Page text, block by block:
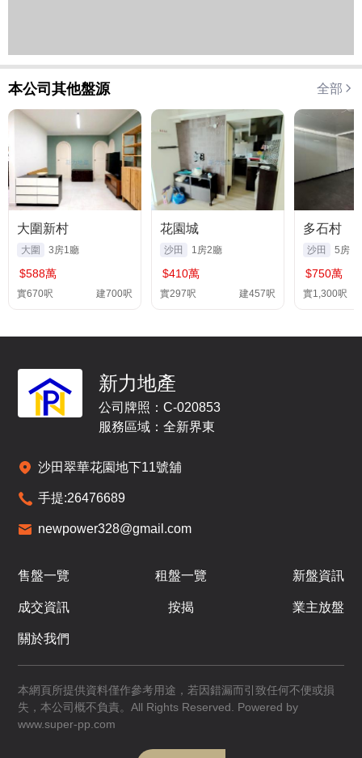
本公司其他盤源 全部
大圍新村
大圍 3房1廳
$588萬
實670呎 建700呎
花園城
沙田 1房2廳
$410萬
實297呎 建457呎
多石村
沙田 5房
$750萬
實1,300呎
新力地產
公司牌照：C-020853
服務區域：全新界東
沙田翠華花園地下11號舖
手提:26476689
newpower328@gmail.com
售盤一覽 租盤一覽 新盤資訊
成交資訊 按揭 業主放盤
關於我們
本網頁所提供資料僅作參考用途，若因錯漏而引致任何不便或損
失，本公司概不負責。All Rights Reserved. Powered by
www.super-pp.com